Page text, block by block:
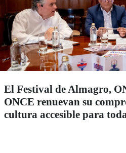
El Festival de Almagro,
ONCE renuevan su
cultura accesible para